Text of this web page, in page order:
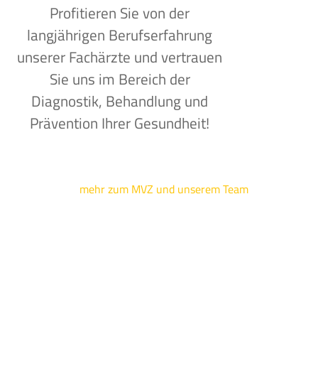
Profitieren Sie von der
langjährigen Berufserfahrung
unserer Fachärzte und vertrauen
Sie uns im Bereich der
Diagnostik, Behandlung und
Prävention Ihrer Gesundheit!
mehr zum MVZ und unserem Team